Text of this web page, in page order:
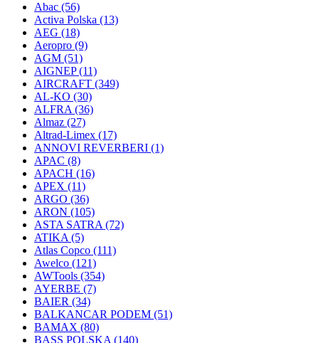
Abac (56)
Activa Polska (13)
AEG (18)
Aeropro (9)
AGM (51)
AIGNEP(11)
AIRCRAFT (349)
AL-KO (30)
ALFRA (36)
Almaz (27)
Altrad-Limex (17)
ANNOVI REVERBERI (1)
APAC (8)
APACH (16)
APEX (11)
ARGO (36)
ARON (105)
ASTA SATRA (72)
ATIKA (5)
Atlas Copco (111)
Awelco (121)
AWTools (354)
AYERBE (7)
BAIER (34)
BALKANCAR PODEM (51)
BAMAX (80)
BASS POLSKA (140)